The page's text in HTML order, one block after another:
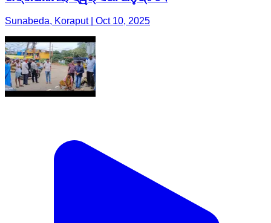
Sunabeda, Koraput | Oct 10, 2025